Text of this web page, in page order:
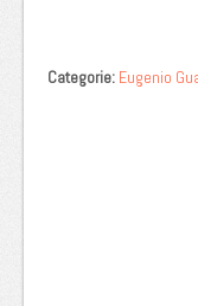
Categorie: Eugenio